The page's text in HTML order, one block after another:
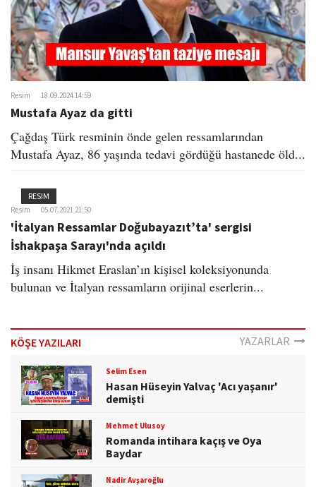
Resim 18.09.2024 14:59
Mustafa Ayaz da gitti​
Çağdaş Türk resminin önde gelen ressamlarından
Mustafa Ayaz, 86 yaşında tedavi gördüğü hastanede öld...
RESIM
Resim 05.07.2021 21:50
'İtalyan Ressamlar Doğubayazıt’ta' sergisi
İshakpaşa Sarayı'nda açıldı
İş insanı Hikmet Eraslan’ın kişisel koleksiyonunda
bulunan ve İtalyan ressamların orijinal eserlerin...
KÖŞE YAZILARI YAZARLAR
Selim Esen
Hasan Hüseyin Yalvaç 'Acı yaşanır'
demişti
Mehmet Ulusoy
Romanda intihara kaçış ve Oya
Baydar
Nadir Avşaroğlu